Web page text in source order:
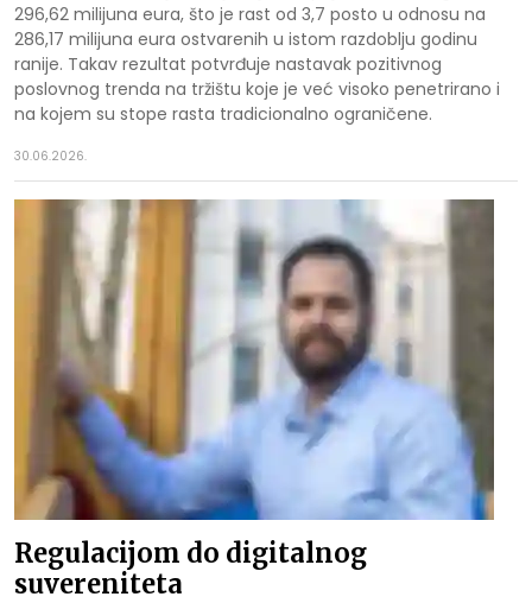
296,62 milijuna eura, što je rast od 3,7 posto u odnosu na
286,17 milijuna eura ostvarenih u istom razdoblju godinu
ranije. Takav rezultat potvrđuje nastavak pozitivnog
poslovnog trenda na tržištu koje je već visoko penetrirano i
na kojem su stope rasta tradicionalno ograničene.
30.06.2026.
Regulacijom do digitalnog
suvereniteta